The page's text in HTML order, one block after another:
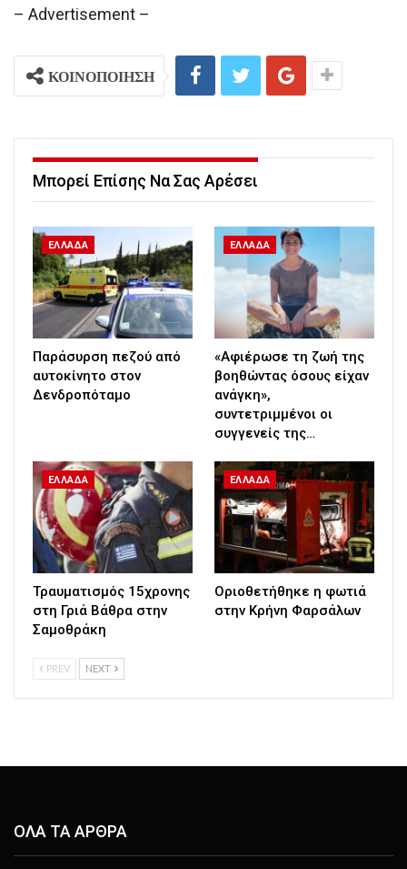
– Advertisement –
ΚΟΙΝΟΠΟΙΗΣΗ
Μπορεί Επίσης Να Σας Αρέσει
ΕΛΛΑΔΑ
Παράσυρση πεζού από
αυτοκίνητο στον
Δενδροπόταμο
ΕΛΛΑΔΑ
«Αφιέρωσε τη ζωή της
βοηθώντας όσους είχαν
ανάγκη»,
συντετριμμένοι οι
συγγενείς της…
ΕΛΛΑΔΑ
Τραυματισμός 15χρονης
στη Γριά Βάθρα στην
Σαμοθράκη
ΕΛΛΑΔΑ
Οριοθετήθηκε η φωτιά
στην Κρήνη Φαρσάλων
PREV NEXT
ΟΛΑ ΤΑ ΑΡΘΡΑ